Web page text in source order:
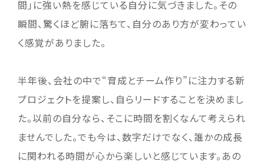
間」に強い熱を感じている自分に気づきました。その
瞬間、驚くほど腑に落ちて、自分のあり方が変わってい
く感覚がありました。
半年後、会社の中で“育成とチーム作り”に注力する新
プロジェクトを提案し、自らリードすることを決めまし
た。以前の自分なら、そこに時間を割くなんて考えられ
ませんでした。でも今は、数字だけでなく、誰かの成長
に関われる時間が心から楽しいと感じています。あの